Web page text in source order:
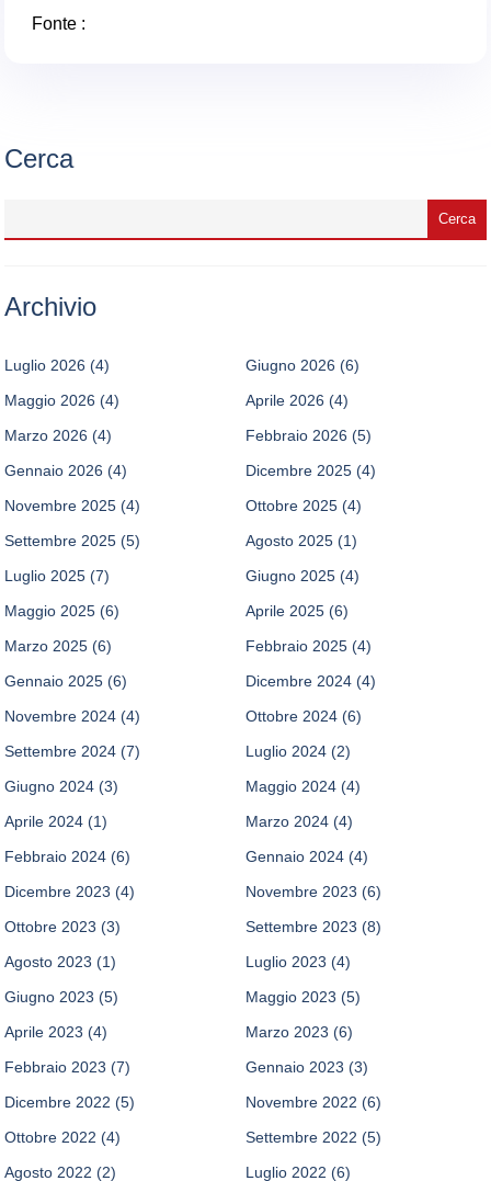
Fonte :
Cerca
Archivio
Luglio 2026 (4) Giugno 2026 (6)
Maggio 2026 (4) Aprile 2026 (4)
Marzo 2026 (4) Febbraio 2026 (5)
Gennaio 2026 (4) Dicembre 2025 (4)
Novembre 2025 (4) Ottobre 2025 (4)
Settembre 2025 (5) Agosto 2025 (1)
Luglio 2025 (7) Giugno 2025 (4)
Maggio 2025 (6) Aprile 2025 (6)
Marzo 2025 (6) Febbraio 2025 (4)
Gennaio 2025 (6) Dicembre 2024 (4)
Novembre 2024 (4) Ottobre 2024 (6)
Settembre 2024 (7) Luglio 2024 (2)
Giugno 2024 (3) Maggio 2024 (4)
Aprile 2024 (1) Marzo 2024 (4)
Febbraio 2024 (6) Gennaio 2024 (4)
Dicembre 2023 (4) Novembre 2023 (6)
Ottobre 2023 (3) Settembre 2023 (8)
Agosto 2023 (1) Luglio 2023 (4)
Giugno 2023 (5) Maggio 2023 (5)
Aprile 2023 (4) Marzo 2023 (6)
Febbraio 2023 (7) Gennaio 2023 (3)
Dicembre 2022 (5) Novembre 2022 (6)
Ottobre 2022 (4) Settembre 2022 (5)
Agosto 2022 (2) Luglio 2022 (6)